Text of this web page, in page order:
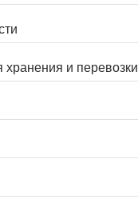
и перевозки